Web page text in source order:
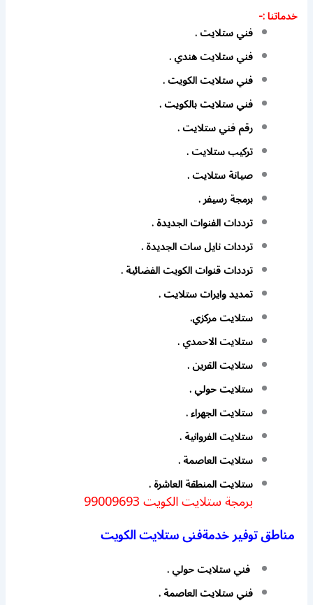
خدماتنا :-
فني ستلايت .
فني ستلايت هندي .
فني ستلايت الكويت .
فني ستلايت بالكويت .
رقم فني ستلايت .
تركيب ستلايت .
صيانة ستلايت .
برمجة رسيفر .
ترددات الفنوات الجديدة .
ترددات نايل سات الجديدة .
ترددات قنوات الكويت الفضائية .
تمديد وايرات ستلايت .
ستلايت مركزي.
ستلايت الاحمدي .
ستلايت القرين .
ستلايت حولي .
ستلايت الجهراء .
ستلايت الفروانية .
ستلايت العاصمة .
ستلايت المنطقة العاشرة .
برمجة ستلايت الكويت 99009693
مناطق توفير خدمةفنى ستلايت الكويت
فني ستلايت حولي .
فني ستلايت العاصمة .